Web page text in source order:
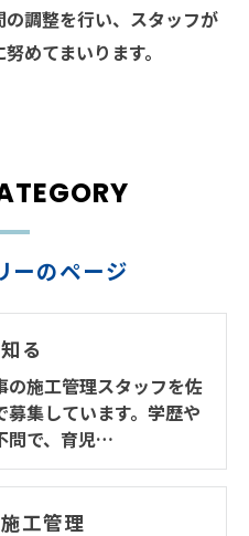
調整を行い、スタッフが
めてまいります。
ーのページ
る
の施工管理スタッフを佐
募集しています。学歴や
問で、育児…
工管理